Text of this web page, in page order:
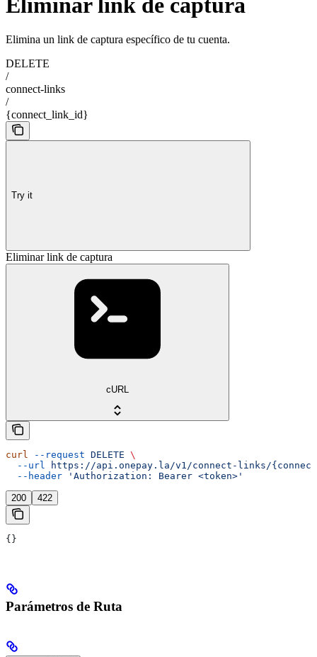
Elimina un link de captura específico de tu cuenta.
DELETE
/
connect-links
/
{connect_link_id}
Try it
Eliminar link de captura
cURL
curl --request DELETE \
  --url
https://api.onepay.la/v1/connect-links/
  --header
'Authorization: Bearer <token>'
200 422
{}
Parámetros de Ruta